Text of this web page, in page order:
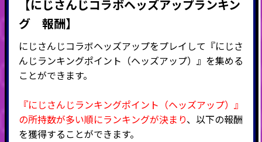
【にじさんじコラボヘッズアップランキン
グ 報酬】
にじさんじコラボヘッズアップをプレイして『にじさ
んじランキングポイント（ヘッズアップ）』を集める
ことができます。
『にじさんじランキングポイント（ヘッズアップ）』
の所持数が多い順にランキングが決まり、以下の報酬
を獲得することができます。